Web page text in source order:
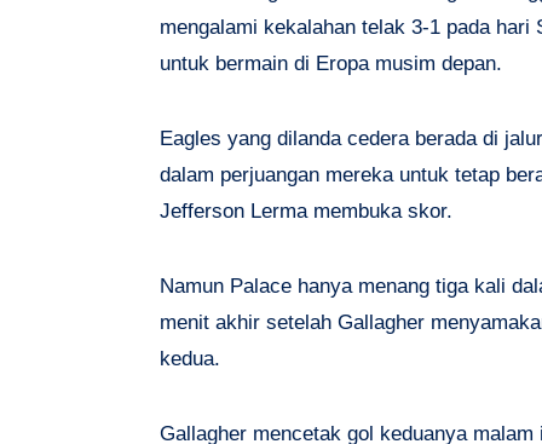
mengalami kekalahan telak 3-1 pada hari
untuk bermain di Eropa musim depan.
Eagles yang dilanda cedera berada di
dalam perjuangan mereka untuk tetap
Jefferson Lerma membuka skor.
Namun Palace hanya menang tiga kali
menit akhir setelah Gallagher
kedua.
Gallagher mencetak gol keduanya